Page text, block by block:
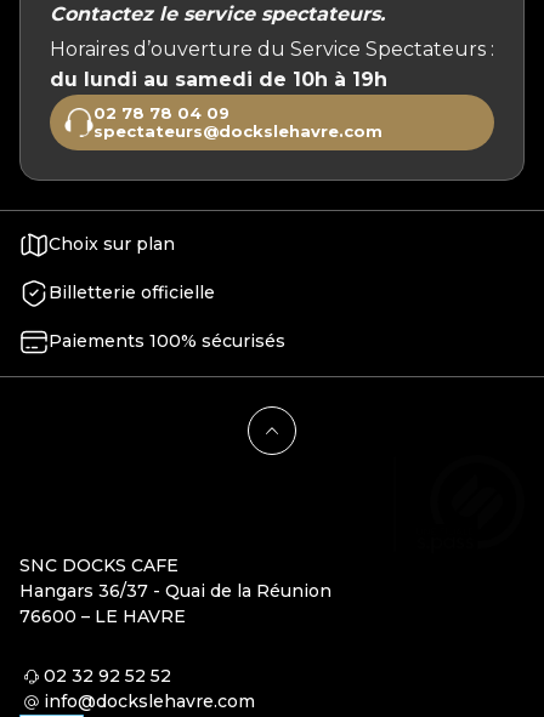
Contactez le service spectateurs.
Horaires d’ouverture du Service Spectateurs :
du lundi au samedi de 10h à 19h
02 78 78 04 09
spectateurs@dockslehavre.com
Choix sur plan
Billetterie officielle
Paiements 100% sécurisés
SNC DOCKS CAFE
Hangars 36/37 - Quai de la Réunion
76600 – LE HAVRE
02 32 92 52 52
info@dockslehavre.com